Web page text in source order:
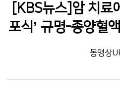
[KBS뉴스]암 치료
포식’ 규명-종양혈
동영상